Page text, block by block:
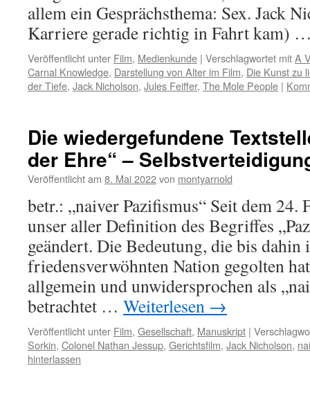
allem ein Gesprächsthema: Sex. Jack
Karriere gerade richtig in Fahrt kam)
Veröffentlicht unter Film, Medienkunde | Verschlagwortet mitA
Carnal Knowledge, Darstellung von Alter im Film, Die Kunst zu
der Tiefe, Jack Nicholson, Jules Feiffer, The Mole People |
Die wiedergefundene
der Ehre“ –
Veröffentlicht am 8. Mai 2022von montyarnold
betr.: „naiver Pazifismus“ Seit dem 24.
unser aller Definition des Begriffes
geändert. Die Bedeutung, die bis dahin
friedensverwöhnten Nation gegolten
allgemein und unwidersprochen als
betrachtet … Weiterlesen →
Veröffentlicht unter Film, Gesellschaft, Manuskript |
Sorkin, Colonel Nathan Jessup, Gerichtsfilm, Jack Nicholson,
hinterlassen